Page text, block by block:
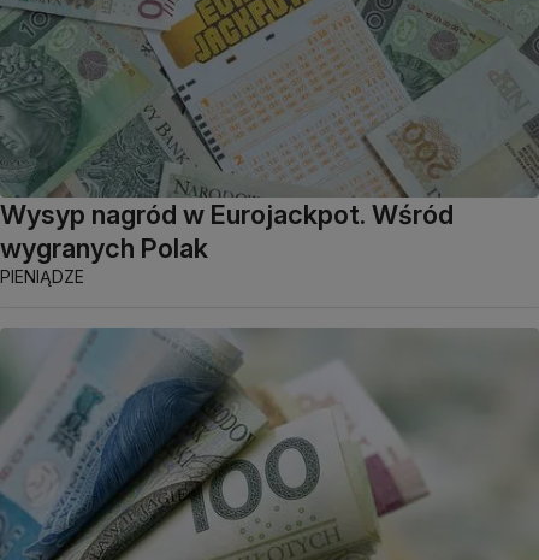
Wysyp nagród w Eurojackpot. Wśród
wygranych Polak
PIENIĄDZE